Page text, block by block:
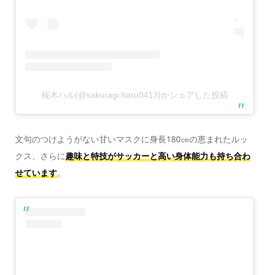
桜木ハル(@sakuragi.haru0413)がシェアした投稿
文句のつけようがない甘いマスクに身長180㎝の恵まれたルッ
クス、さらに趣味と特技がサッカーと高い身体能力も持ち合わ
せています。